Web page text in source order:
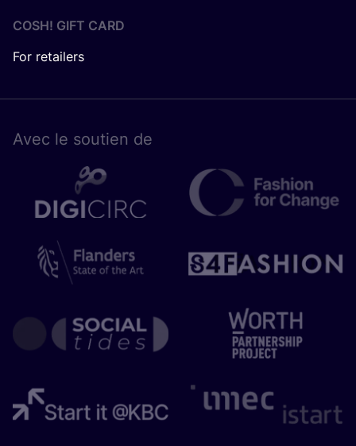
COSH! GIFT CARD
For retailers
Avec le sou­tien de